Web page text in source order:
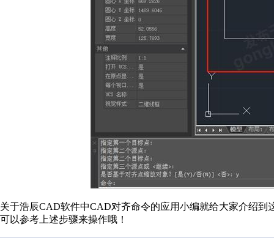
关于浩辰CAD软件中CAD对齐命令的应用小编就给大家介绍
可以参考上述步骤来操作哦！